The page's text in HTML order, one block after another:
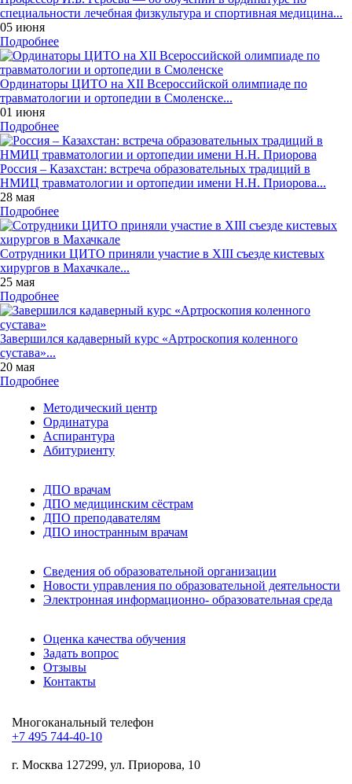
специальности лечебная физкультура и спортивная медицина...
05 июня
Подробнее
Ординаторы ЦИТО на XII Всероссийской олимпиаде по
травматологии и ортопедии в Смоленске...
01 июня
Подробнее
Россия – Казахстан: встреча образовательных традиций в
НМИЦ травматологии и ортопедии имени Н.Н. Приорова...
28 мая
Подробнее
Сотрудники ЦИТО приняли участие в XIII съезде кистевых
хирургов в Махачкале...
25 мая
Подробнее
Завершился кадаверный курс «Артроскопия коленного
сустава»...
20 мая
Подробнее
Методический центр
Ординатура
Аспирантура
Абитуриенту
ДПО врачам
ДПО медицинским сёстрам
ДПО преподавателям
ДПО иностранным врачам
Сведения об образовательной организации
Новости управления по образовательной деятельности
Электронная информационно- образовательная среда
Оценка качества обучения
Задать вопрос
Отзывы
Контакты
Mногоканальный телефон
+7 495 744-40-10
г. Москва 127299, ул. Приорова, 10